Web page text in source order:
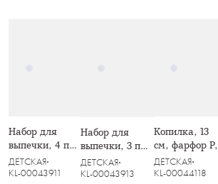
Набор для
выпечки, 4 пр,
лопатка/
формы,
ДЕТСКАЯ
KL-00043911
Набор для
выпечки, 3 пр,
скалка/
лопатка/
ДЕТСКАЯ
KL-00043913
Копилка, 13
см, фарфор P,
серебристая,
Лошадка-
ДЕТСКАЯ
KL-00044118